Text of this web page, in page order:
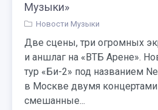
Музыки»
Новости Музыки
Две сцены, три огромных
и аншлаг на «ВТБ Арене».
тур «Би-2» под названием
в Москве двумя концертами
смешанные...